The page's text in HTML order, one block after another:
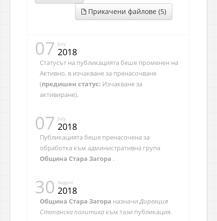
Прикачени файлове (5)
07 July
2018
Статусът на публикацията беше променен на
Активно, в изчакване за пренасочване
(предишен статус: Изчакване за
активиране).
07 July
2018
Публикацията беше пренасочена за
обработка към административна група
Община Стара Загора .
30 August
2018
Община Стара Загора назначи Дирекция
Стопанска политика към тази публикация.